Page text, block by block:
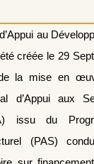
au
créée le 29
la mise en
d’Appui aux
issu du
(PAS)